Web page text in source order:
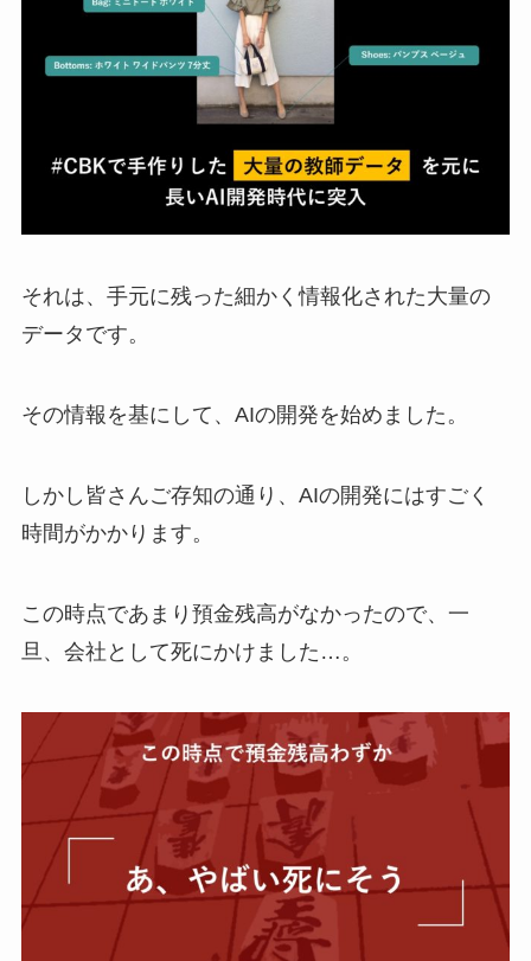
それは、手元に残った細かく情報化された大量の
データです。
その情報を基にして、AIの開発を始めました。
しかし皆さんご存知の通り、AIの開発にはすごく
時間がかかります。
この時点であまり預金残高がなかったので、一
旦、会社として死にかけました…。